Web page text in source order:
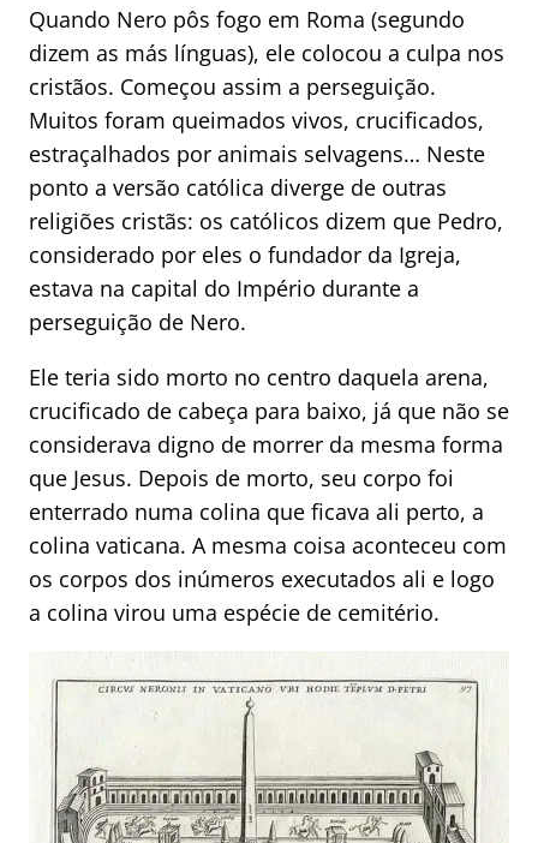
Quando Nero pôs fogo em Roma (segundo
dizem as más línguas), ele colocou a culpa nos
cristãos. Começou assim a perseguição.
Muitos foram queimados vivos, crucificados,
estraçalhados por animais selvagens… Neste
ponto a versão católica diverge de outras
religiões cristãs: os católicos dizem que Pedro,
considerado por eles o fundador da Igreja,
estava na capital do Império durante a
perseguição de Nero.
Ele teria sido morto no centro daquela arena,
crucificado de cabeça para baixo, já que não se
considerava digno de morrer da mesma forma
que Jesus. Depois de morto, seu corpo foi
enterrado numa colina que ficava ali perto, a
colina vaticana. A mesma coisa aconteceu com
os corpos dos inúmeros executados ali e logo
a colina virou uma espécie de cemitério.